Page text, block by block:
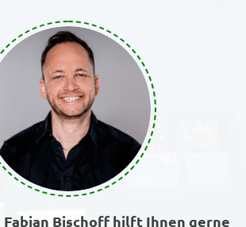
Fabian Bischoff hilft Ihnen gerne